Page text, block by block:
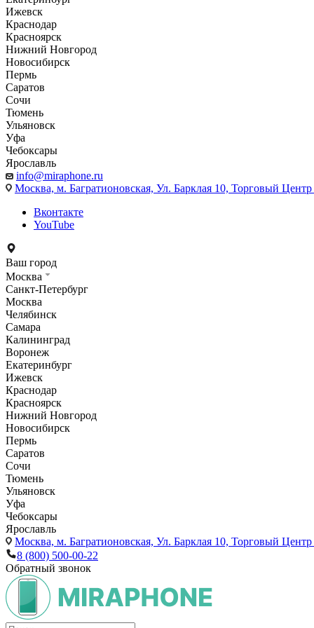
Ижевск
Краснодар
Красноярск
Нижний Новгород
Новосибирск
Пермь
Саратов
Сочи
Тюмень
Ульяновск
Уфа
Чебоксары
Ярославль
info@miraphone.ru
Москва, м. Багратионовская, Ул. Барклая 10, Торговый
Вконтакте
YouTube
Ваш город
Москва
Санкт-Петербург
Москва
Челябинск
Самара
Калининград
Воронеж
Екатеринбург
Ижевск
Краснодар
Красноярск
Нижний Новгород
Новосибирск
Пермь
Саратов
Сочи
Тюмень
Ульяновск
Уфа
Чебоксары
Ярославль
Москва, м. Багратионовская, Ул. Барклая 10, Торговый
8 (800) 500-00-22
Обратный звонок